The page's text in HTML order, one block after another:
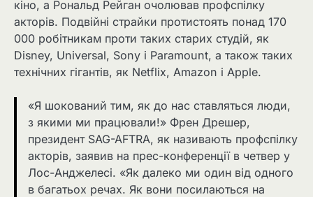
кіно, а Рональд Рейган очолював профспілку
акторів. Подвійні страйки протистоять понад 170
000 робітникам проти таких старих студій, як
Disney, Universal, Sony і Paramount, а також таких
технічних гігантів, як Netflix, Amazon і Apple.
«Я шокований тим, як до нас ставляться люди,
з якими ми працювали!» Френ Дрешер,
президент SAG-AFTRA, як називають профспілку
акторів, заявив на прес-конференції в четвер у
Лос-Анджелесі. «Як далеко ми один від одного
в багатьох речах. Як вони посилаються на